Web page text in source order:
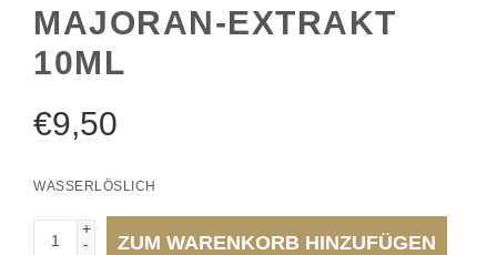
MAJORAN-EXTRAKT
10ML
€9,50
WASSERLÖSLICH
+
-
ZUM WARENKORB HINZUFÜGEN